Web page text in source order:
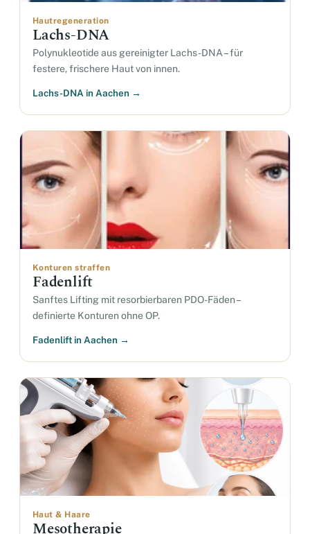
Hautregeneration
Lachs-DNA
Polynukleotide aus gereinigter Lachs-DNA – für
festere, frischere Haut von innen.
Lachs-DNA in Aachen →
Konturen straffen
Fadenlift
Sanftes Lifting mit resorbierbaren PDO-Fäden –
definierte Konturen ohne OP.
Fadenlift in Aachen →
Haut & Haare
Mesotherapie